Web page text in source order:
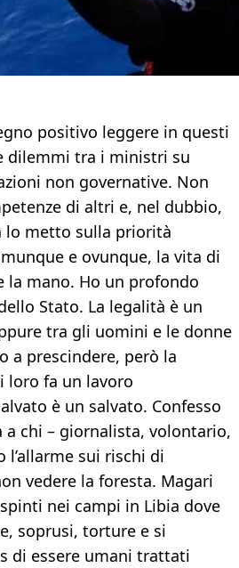
positivo leggere in questi
dilemmi tra i ministri su
non governative. Non
di altri e, nel dubbio,
lo metto sulla priorità
e ovunque, la vita di
la mano. Ho un profondo
Stato. La legalità è un
tra gli uomini e le donne
a prescindere, però la
loro fa un lavoro
è un salvato. Confesso
a chi – giornalista, volontario,
l’allarme sui rischi di
vedere la foresta. Magari
nei campi in Libia dove
soprusi, torture e si
di essere umani trattati